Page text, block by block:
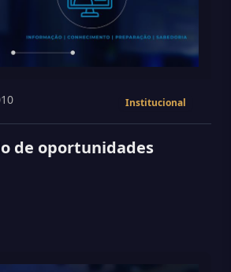
Institucional
de oportunidades